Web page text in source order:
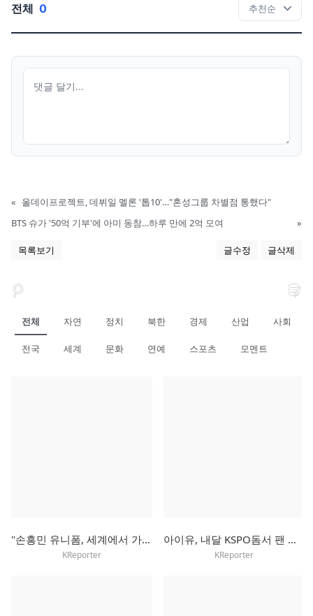
전체 0
« 올데이프로젝트, 데뷔일 멜론 '톱10'…"혼성그룹 차별점 통했다"
BTS 슈가 '50억 기부'에 아미 동참…하루 만에 2억 모여
»
목록보기 글수정 글삭제
전체 자연 정치 북한 경제 산업 사회
전국 세계 문화 연예 스포츠 모멘트
"손흥민 유니폼, 세계에서 가장 많이 팔려"
KReporter
아이유, 내달 KSPO돔서 팬 미팅…"여름에 보내는 선선한 인사"
KReporter